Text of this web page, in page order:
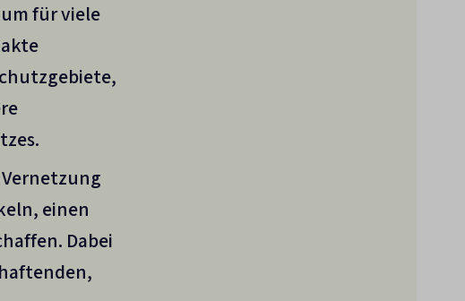
für viele
einen
Dabei